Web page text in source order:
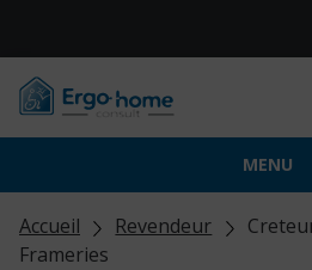
MENU
Accueil Revendeur
Frameries